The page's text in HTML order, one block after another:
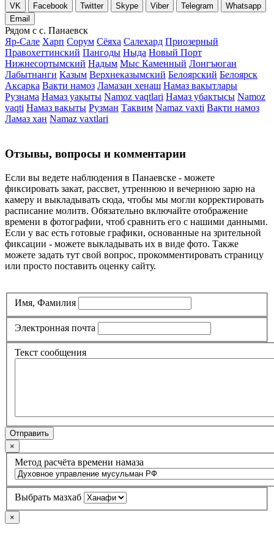
VK Facebook Twitter Skype Viber Telegram
Whatsapp
Email
Рядом с с. Панаевск
Яр-Сале Харп Сорум Сёяха Салехард Приозерный
Правохеттинский Пангоды Ныда Новый Порт
Нижнесортымский Надым Мыс Каменный Лонгъюган
Лабытнанги Казым Верхнеказымский Белоярский Белоярск
Аксарка Вакти намоз Ламазан хенаш Намаз вакытлары
Рузнама Намаз уақыты Namoz vaqtlari Намаз убактысы Namoz
vaqti Намаз вакыты Рузман Таквим Namaz vaxti Вақти намоз
Ламаз хан Namaz vaxtlari
Отзывы, вопросы и комментарии
Если вы ведете наблюдения в Панаевске - можете
фиксировать закат, рассвет, утреннюю и вечернюю зарю на
камеру и выкладывать сюда, чтобы мы могли корректировать
расписание молитв. Обязательно включайте отображение
времени в фотографии, чтоб сравнить его с нашими данными.
Если у вас есть готовые графики, основанные на зрительной
фиксации - можете выкладывать их в виде фото. Также
можете задать тут свой вопрос, прокомментировать страницу
или просто поставить оценку сайту.
Имя, Фамилия
Электронная почта
Текст сообщения
Отправить
×
Метод расчёта времени намаза
Выбрать мазхаб
×